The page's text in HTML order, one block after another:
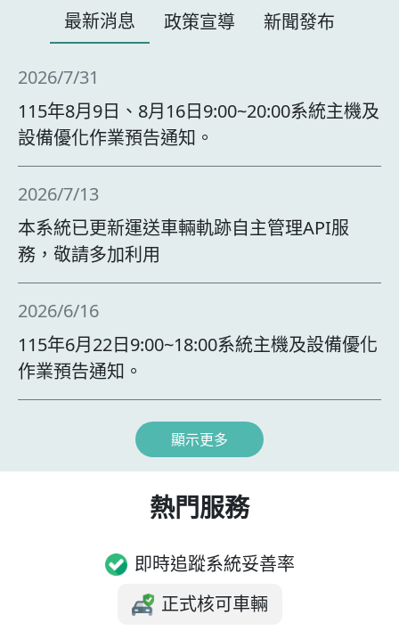
最新消息 政策宣導 新聞發布
2026/7/31
115年8月9日、8月16日9:00~20:00系統主機及
設備優化作業預告通知。
2026/7/13
本系統已更新運送車輛軌跡自主管理API服
務，敬請多加利用
2026/6/16
115年6月22日9:00~18:00系統主機及設備優化
作業預告通知。
顯示更多
熱門服務
即時追蹤系統妥善率
正式核可車輛